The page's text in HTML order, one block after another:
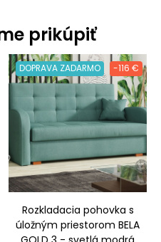
prikúpiť
DOPRAVA ZADARMO -116 €
Rozkladacia pohovka s
úložným priestorom BELA